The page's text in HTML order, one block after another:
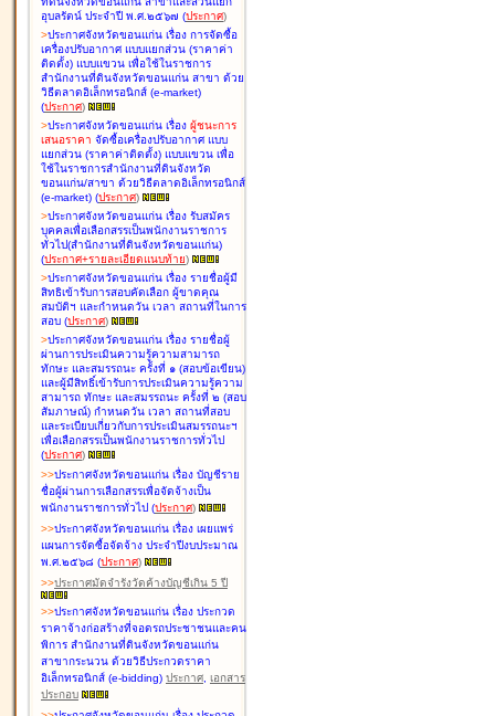
อุบลรัตน์ ประจำปี พ.ศ.๒๕๖๗ (ประกาศ)
>ประกาศจังหวัดขอนแก่น เรื่อง การจัดซื้อ
เครื่องปรับอากาศ แบบแยกส่วน (ราคาค่า
ติดตั้ง) แบบแขวน เพื่อใช้ในราชการ
สำนักงานที่ดินจังหวัดขอนแก่น สาขา ด้วย
วิธีตลาดอิเล็กทรอนิกส์ (e-market)
(ประกาศ)
>ประกาศจังหวัดขอนแก่น เรื่อง ผู้ชนะการ
เสนอราคา จัดซื้อเครื่องปรับอากาศ แบบ
แยกส่วน (ราคาค่าติดตั้ง) แบบแขวน เพื่อ
ใช้ในราชการสำนักงานที่ดินจังหวัด
ขอนแก่น/สาขา ด้วยวิธีตลาดอิเล็กทรอนิกส์
(e-market) (ประกาศ)
>ประกาศจังหวัดขอนแก่น เรื่อง รับสมัคร
บุคคลเพื่อเลือกสรรเป็นพนักงานราชการ
ทั่วไป(สำนักงานที่ดินจังหวัดขอนแก่น)
(ประกาศ+รายละเอียดแนบท้าย)
>ประกาศจังหวัดขอนแก่น เรื่อง รายชื่อผู้มี
สิทธิเข้ารับการสอบคัดเลือก ผู้ขาดคุณ
สมบัติฯ และกำหนดวัน เวลา สถานที่ในการ
สอบ (ประกาศ)
>ประกาศจังหวัดขอนแก่น เรื่อง รายชื่อผู้
ผ่านการประเมินความรู้ความสามารถ
ทักษะ และสมรรถนะ ครั้งที่ ๑ (สอบข้อเขียน)
และผู้มีสิทธิ์เข้ารับการประเมินความรู้ความ
สามารถ ทักษะ และสมรรถนะ ครั้งที่ ๒ (สอบ
สัมภาษณ์) กำหนดวัน เวลา สถานที่สอบ
และระเบียบเกี่ยวกับการประเมินสมรรถนะฯ
เพื่อเลือกสรรเป็นพนักงานราชการทั่วไป
(ประกาศ)
>>ประกาศจังหวัดขอนแก่น เรื่อง บัญชีราย
ชื่อผู้ผ่านการเลือกสรรเพื่อจัดจ้างเป็น
พนักงานราชการทั่วไป (ประกาศ)
>>ประกาศจังหวัดขอนแก่น เรื่อง เผยแพร่
แผนการจัดซื้อจัดจ้าง ประจำปีงบประมาณ
พ.ศ.๒๕๖๘ (ประกาศ)
>>ประกาศมัดจำรังวัดค้างบัญชีเกิน 5 ปี
>>ประกาศจังหวัดขอนแก่น เรื่อง ประกวด
ราคาจ้างก่อสร้างที่จอดรถประชาชนและคน
พิการ สำนักงานที่ดินจังหวัดขอนแก่น
สาขากระนวน ด้วยวิธีประกวดราคา
อิเล็กทรอนิกส์ (e-bidding) ประกาศ, เอกสาร
ประกอบ